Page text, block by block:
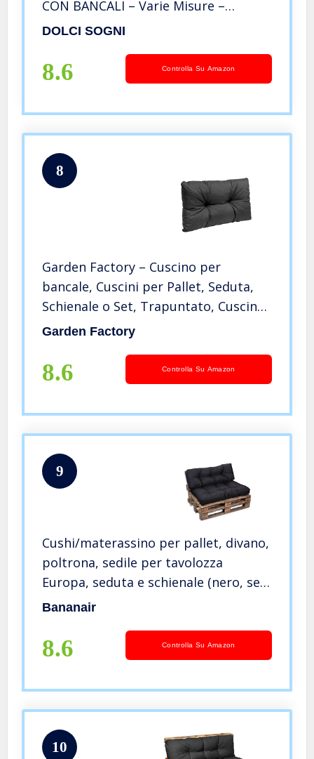
CON BANCALI – Varie Misure –
(80X120X8 CM)
DOLCI SOGNI
8.6 Controlla Su Amazon
8
Garden Factory – Cuscino per
bancale, Cuscini per Pallet, Seduta,
Schienale o Set, Trapuntato, Cuscino
Laterale 60×40 Antracite
Garden Factory
8.6 Controlla Su Amazon
9
Cushi/materassino per pallet, divano,
poltrona, sedile per tavolozza
Europa, seduta e schienale (nero, set
1 schienale 120 x 40 cm + 1 seduta
Bananair
8.6 Controlla Su Amazon
10